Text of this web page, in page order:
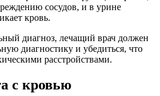
сосудов, и в урине
кровь.
диагноз, лечащий врач должен
диагностику и убедиться, что
расстройствами.
с кровью